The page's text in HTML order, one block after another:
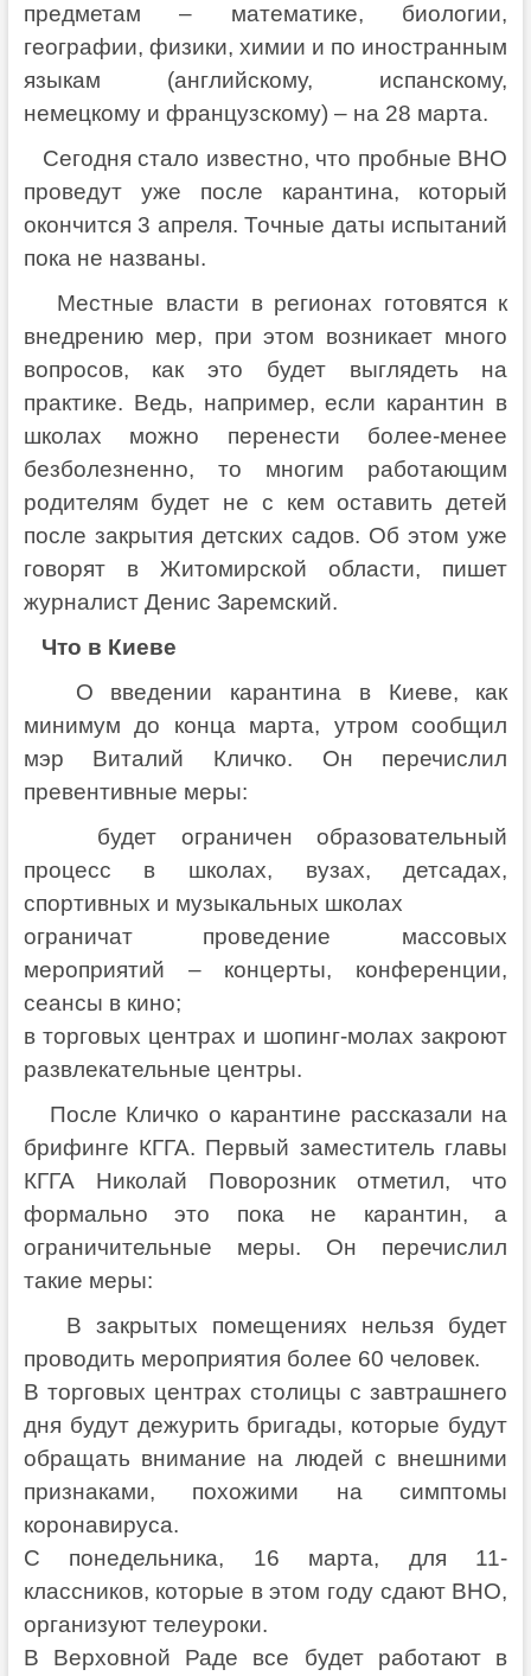
предметам – математике, биологии,
географии, физики, химии и по иностранным
языкам (английскому, испанскому,
немецкому и французскому) – на 28 марта.
Сегодня стало известно, что пробные ВНО
проведут уже после карантина, который
окончится 3 апреля. Точные даты испытаний
пока не названы.
Местные власти в регионах готовятся к
внедрению мер, при этом возникает много
вопросов, как это будет выглядеть на
практике. Ведь, например, если карантин в
школах можно перенести более-менее
безболезненно, то многим работающим
родителям будет не с кем оставить детей
после закрытия детских садов. Об этом уже
говорят в Житомирской области, пишет
журналист Денис Заремский.
Что в Киеве
О введении карантина в Киеве, как
минимум до конца марта, утром сообщил
мэр Виталий Кличко. Он перечислил
превентивные меры:
будет ограничен образовательный
процесс в школах, вузах, детсадах,
спортивных и музыкальных школах
ограничат проведение массовых
мероприятий – концерты, конференции,
сеансы в кино;
в торговых центрах и шопинг-молах закроют
развлекательные центры.
После Кличко о карантине рассказали на
брифинге КГГА. Первый заместитель главы
КГГА Николай Поворозник отметил, что
формально это пока не карантин, а
ограничительные меры. Он перечислил
такие меры:
В закрытых помещениях нельзя будет
проводить мероприятия более 60 человек.
В торговых центрах столицы с завтрашнего
дня будут дежурить бригады, которые будут
обращать внимание на людей с внешними
признаками, похожими на симптомы
коронавируса.
С понедельника, 16 марта, для 11-
классников, которые в этом году сдают ВНО,
организуют телеуроки.
В Верховной Раде все будет работают в